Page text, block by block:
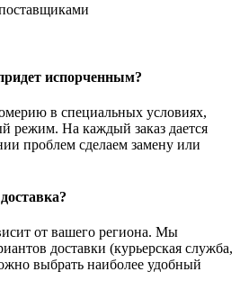
испорченным?
в специальных условиях,
режим. На каждый заказ дается
проблем сделаем замену или
от вашего региона. Мы
доставки (курьерская служба,
выбрать наиболее удобный